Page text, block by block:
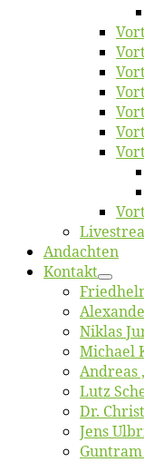
An­dach­ten
Kon­takt
Ni­klas
Mi­cha­el
An­dre­as
Lutz
Dr.
Jens